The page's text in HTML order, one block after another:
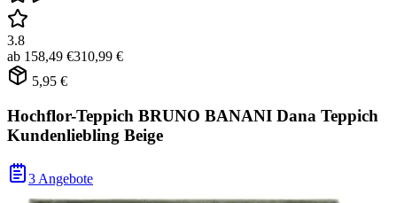
3.8
ab 158,49 €310,99 €
5,95 €
Hochflor-Teppich BRUNO BANANI Dana Teppich
Kundenliebling Beige
3 Angebote